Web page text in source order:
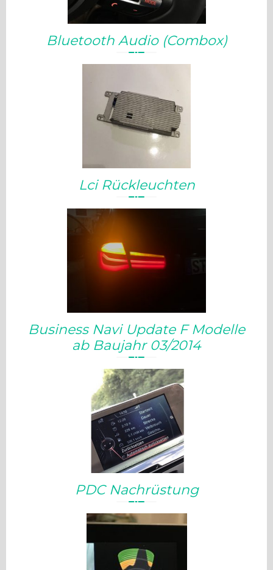
Bluetooth Audio (Combox)
Lci Rückleuchten
Business Navi Update F Modelle
ab Baujahr 03/2014
PDC Nachrüstung